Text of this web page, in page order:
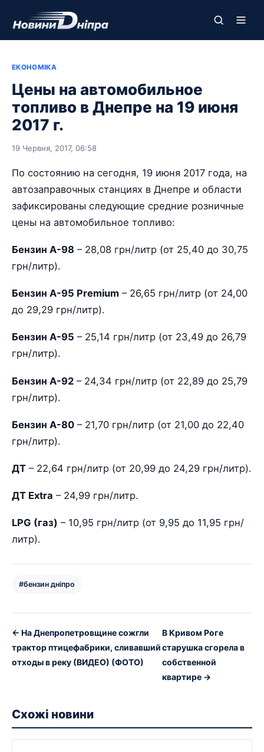
ЕКОНОМІКА
Цены на автомобильное
топливо в Днепре на 19 июня
2017 г.
19 Червня, 2017, 06:58
По состоянию на сегодня, 19 июня 2017 года, на
автозаправочных станциях в Днепре и области
зафиксированы следующие средние розничные
цены на автомобильное топливо:
Бензин А-98 – 28,08 грн/литр (от 25,40 до 30,75
грн/литр).
Бензин А-95 Premium – 26,65 грн/литр (от 24,00
до 29,29 грн/литр).
Бензин А-95 – 25,14 грн/литр (от 23,49 до 26,79
грн/литр).
Бензин А-92 – 24,34 грн/литр (от 22,89 до 25,79
грн/литр).
Бензин А-80 – 21,70 грн/литр (от 21,00 до 22,40
грн/литр).
ДТ – 22,64 грн/литр (от 20,99 до 24,29 грн/литр).
ДТ Extra – 24,99 грн/литр.
LPG (газ) – 10,95 грн/литр (от 9,95 до 11,95 грн/
литр).
#бензин дніпро
← На Днепропетровщине сожгли
трактор птицефабрики, сливавший
отходы в реку (ВИДЕО) (ФОТО)
В Кривом Роге
старушка сгорела в
собственной
квартире →
Схожі новини